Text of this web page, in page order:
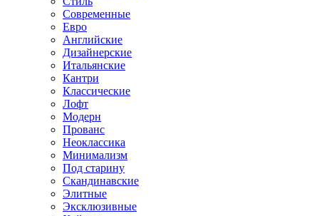
Современные
Евро
Английские
Дизайнерские
Итальянские
Кантри
Классические
Лофт
Модерн
Прованс
Неоклассика
Минимализм
Под старину
Скандинавские
Элитные
Эксклюзивные